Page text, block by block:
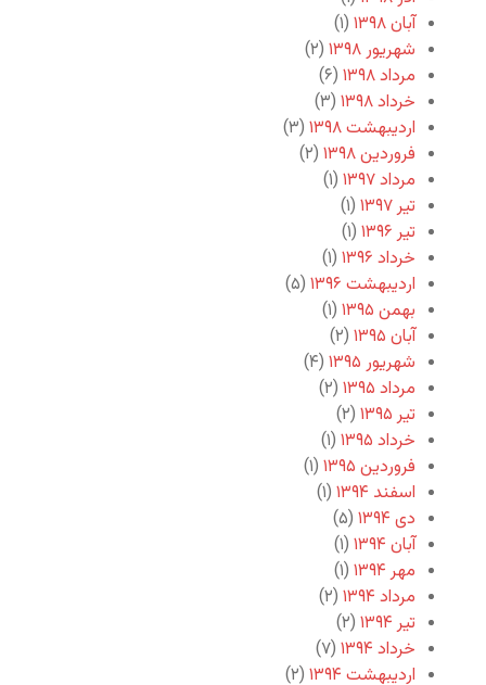
آبان ۱۳۹۸
(۱)
شهریور ۱۳۹۸
(۲)
مرداد ۱۳۹۸
(۶)
خرداد ۱۳۹۸
(۳)
اردیبهشت ۱۳۹۸
(۳)
فروردین ۱۳۹۸
(۲)
مرداد ۱۳۹۷
(۱)
تیر ۱۳۹۷
(۱)
تیر ۱۳۹۶
(۱)
خرداد ۱۳۹۶
(۱)
اردیبهشت ۱۳۹۶
(۵)
بهمن ۱۳۹۵
(۱)
آبان ۱۳۹۵
(۲)
شهریور ۱۳۹۵
(۴)
مرداد ۱۳۹۵
(۲)
تیر ۱۳۹۵
(۲)
خرداد ۱۳۹۵
(۱)
فروردین ۱۳۹۵
(۱)
اسفند ۱۳۹۴
(۱)
دی ۱۳۹۴
(۵)
آبان ۱۳۹۴
(۱)
مهر ۱۳۹۴
(۱)
مرداد ۱۳۹۴
(۲)
تیر ۱۳۹۴
(۲)
خرداد ۱۳۹۴
(۷)
اردیبهشت ۱۳۹۴
(۲)